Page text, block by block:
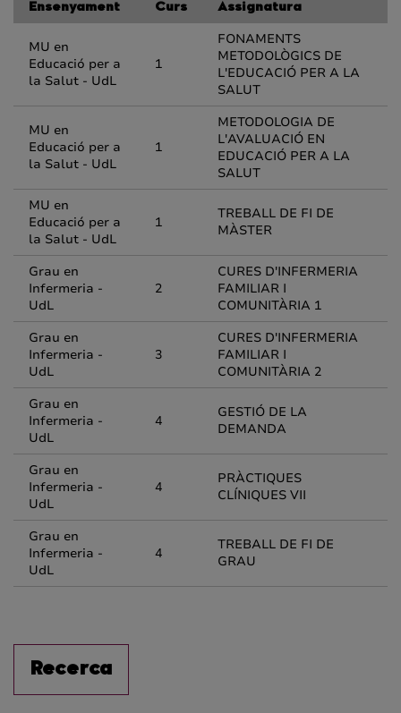
Ensenyament Curs Assignatura
MU en
Educació per a
la Salut - UdL
1
FONAMENTS
METODOLÒGICS DE
L'EDUCACIÓ PER A LA
SALUT
MU en
Educació per a
la Salut - UdL
1
METODOLOGIA DE
L'AVALUACIÓ EN
EDUCACIÓ PER A LA
SALUT
MU en
Educació per a
la Salut - UdL
1
TREBALL DE FI DE
MÀSTER
Grau en
Infermeria -
UdL
2
CURES D'INFERMERIA
FAMILIAR I
COMUNITÀRIA 1
Grau en
Infermeria -
UdL
3
CURES D'INFERMERIA
FAMILIAR I
COMUNITÀRIA 2
Grau en
Infermeria -
UdL
4
GESTIÓ DE LA
DEMANDA
Grau en
Infermeria -
UdL
4
PRÀCTIQUES
CLÍNIQUES VII
Grau en
Infermeria -
UdL
4
TREBALL DE FI DE
GRAU
Recerca